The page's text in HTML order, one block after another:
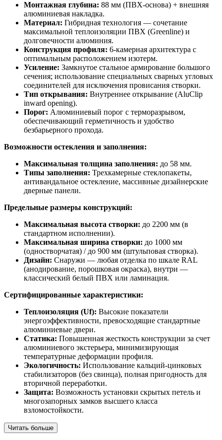
Монтажная глубина: 88 мм (ПВХ-основа) + внешняя
алюминиевая накладка.
Материал: Гибридная технология — сочетание
максимальной теплоизоляции ПВХ (Greenline) и
долговечности алюминия.
Конструкция профиля: 6-камерная архитектура с
оптимальным расположением изотерм.
Усиление: Замкнутое стальное армирование большого
сечения; использование специальных сварных угловых
соединителей для исключения провисания створки.
Тип открывания: Внутреннее открывание (AluClip
inward opening).
Порог: Алюминиевый порог с терморазрывом,
обеспечивающий герметичность и удобство
безбарьерного прохода.
Возможности остекления и заполнения:
Максимальная толщина заполнения: до 58 мм.
Типы заполнения: Трехкамерные стеклопакеты,
антивандальное остекление, массивные дизайнерские
дверные панели.
Предельные размеры конструкций:
Максимальная высота створки: до 2200 мм (в
стандартном исполнении).
Максимальная ширина створки: до 1000 мм
(одностворчатая) / до 900 мм (штульповая створка).
Дизайн: Снаружи — любая отделка по шкале RAL
(анодирование, порошковая окраска), внутри —
классический белый ПВХ или ламинация.
Сертифицированные характеристики:
Теплоизоляция (Uf): Высокие показатели
энергоэффективности, превосходящие стандартные
алюминиевые двери.
Статика: Повышенная жесткость конструкции за счет
алюминиевого экстерьера, минимизирующая
температурные деформации профиля.
Экологичность: Использование кальций-цинковых
стабилизаторов (без свинца), полная пригодность для
вторичной переработки.
Защита: Возможность установки скрытых петель и
многозапорных замков высшего класса
взломостойкости.
Читать больше